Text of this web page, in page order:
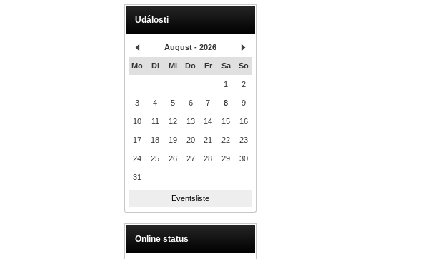
Události
August - 2026
Mo Di Mi Do Fr Sa So
1 2
3 4 5 6 7 8 9
10 11 12 13 14 15 16
17 18 19 20 21 22 23
24 25 26 27 28 29 30
31
Eventsliste
Online status